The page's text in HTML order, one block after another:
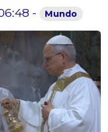
- Mundo